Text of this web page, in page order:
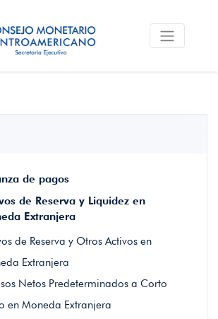
de pagos
de Reserva y Liquidez en
Extranjera
de Reserva y Otros Activos en
Extranjera
Netos Predeterminados a Corto
en Moneda Extranjera